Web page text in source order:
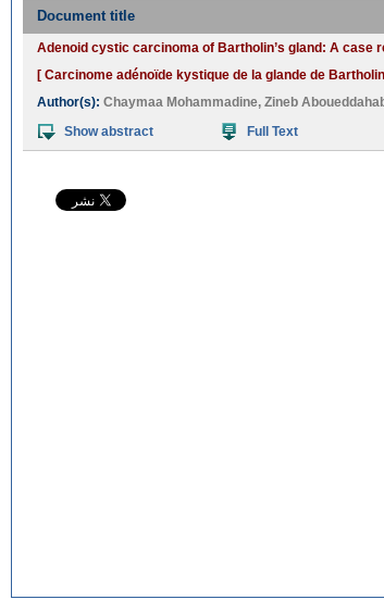
Document title
Adenoid cystic carcinoma of Bartholin’s gland: A case
[ Carcinome adénoïde kystique de la glande de
Author(s): Chaymaa Mohammadine, Zineb
Show abstract
Full Text